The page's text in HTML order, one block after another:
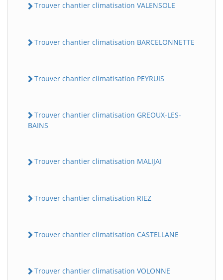
Trouver chantier climatisation VALENSOLE
Trouver chantier climatisation BARCELONNETTE
Trouver chantier climatisation PEYRUIS
Trouver chantier climatisation GREOUX-LES-
BAINS
Trouver chantier climatisation MALIJAI
Trouver chantier climatisation RIEZ
Trouver chantier climatisation CASTELLANE
Trouver chantier climatisation VOLONNE